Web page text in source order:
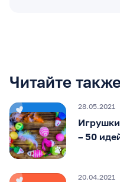
Читайте
28.05.2021
– 50
20.04.2021